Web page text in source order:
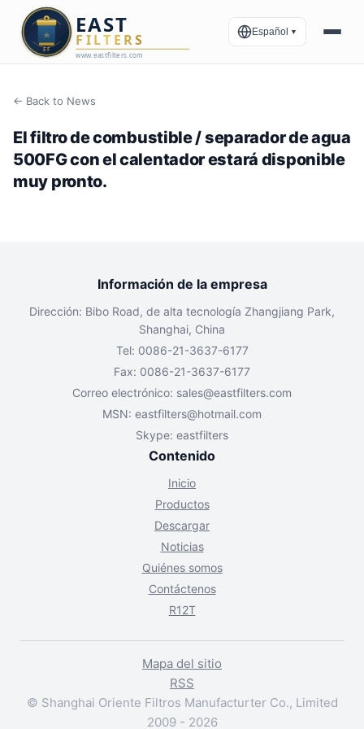
Español ▼
← Back to News
El filtro de combustible / separador de agua
500FG con el calentador estará disponible
muy pronto.
Información de la empresa
Dirección: Bibo Road, de alta tecnología Zhangjiang Park,
Shanghai, China
Tel: 0086-21-3637-6177
Fax: 0086-21-3637-6177
Correo electrónico: sales@eastfilters.com
MSN: eastfilters@hotmail.com
Skype: eastfilters
Contenido
Inicio
Productos
Descargar
Noticias
Quiénes somos
Contáctenos
R12T
Mapa del sitio
RSS
© Shanghai Oriente Filtros Manufacturter Co., Limited
2009 - 2026